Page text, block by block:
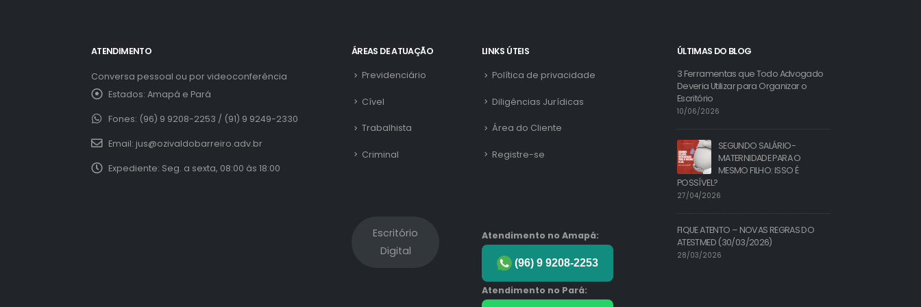
ATENDIMENTO
Conversa pessoal ou por videoconferência
Estados: Amapá e Pará
Fones: (96) 9 9208-2253 / (91) 9 9249-2330
Email: jus@ozivaldobarreiro.adv.br
Expediente: Seg. a sexta, 08:00 às 18:00
ÁREAS DE ATUAÇÃO
Previdenciário
Cível
Trabalhista
Criminal
Escritório
Digital
LINKS ÚTEIS
Política de privacidade
Diligências Jurídicas
Área do Cliente
Registre-se
Atendimento no Amapá:
(96) 9 9208-2253
Atendimento no Pará:
ÚLTIMAS DO BLOG
3 Ferramentas que Todo Advogado
Deveria Utilizar para Organizar o
Escritório
10/06/2026
SEGUNDO SALÁRIO-
MATERNIDADE PARA O
MESMO FILHO: ISSO É
POSSÍVEL?
27/04/2026
FIQUE ATENTO – NOVAS REGRAS DO
ATESTMED (30/03/2026)
28/03/2026